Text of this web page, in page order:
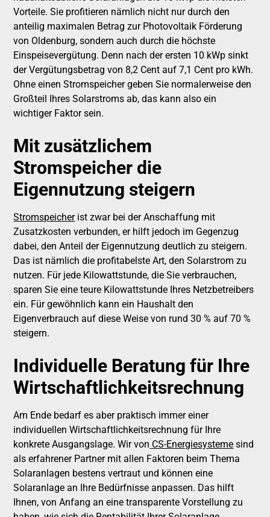
Vorteile. Sie profitieren nämlich nicht nur durch den
anteilig maximalen Betrag zur Photovoltaik Förderung
von Oldenburg, sondern auch durch die höchste
Einspeisevergütung. Denn nach der ersten 10 kWp sinkt
der Vergütungsbetrag von 8,2 Cent auf 7,1 Cent pro kWh.
Ohne einen Stromspeicher geben Sie normalerweise den
Großteil Ihres Solarstroms ab, das kann also ein
wichtiger Faktor sein.
Mit zusätzlichem
Stromspeicher die
Eigennutzung steigern
Stromspeicherist zwar bei der Anschaffung mit
Zusatzkosten verbunden, er hilft jedoch im Gegenzug
dabei, den Anteil der Eigennutzung deutlich zu steigern.
Das ist nämlich die profitabelste Art, den Solarstrom zu
nutzen. Für jede Kilowattstunde, die Sie verbrauchen,
sparen Sie eine teure Kilowattstunde Ihres Netzbetreibers
ein. Für gewöhnlich kann ein Haushalt den
Eigenverbrauch auf diese Weise von rund 30 % auf 70 %
steigern.
Individuelle Beratung für Ihre
Wirtschaftlichkeitsrechnung
Am Ende bedarf es aber praktisch immer einer
individuellen Wirtschaftlichkeitsrechnung für Ihre
konkrete Ausgangslage. Wir von CS-Energiesysteme sind
als erfahrener Partner mit allen Faktoren beim Thema
Solaranlagen bestens vertraut und können eine
Solaranlage an Ihre Bedürfnisse anpassen. Das hilft
Ihnen, von Anfang an eine transparente Vorstellung zu